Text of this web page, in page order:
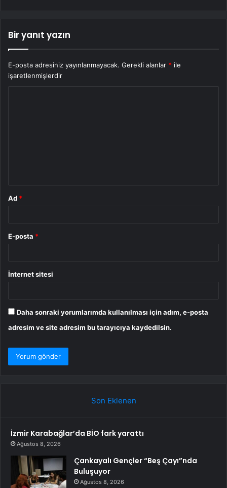
Bir yanıt yazın
E-posta adresiniz yayınlanmayacak. Gerekli alanlar * ile
işaretlenmişlerdir
Ad *
E-posta *
İnternet sitesi
Daha sonraki yorumlarımda kullanılması için adım, e-posta
adresim ve site adresim bu tarayıcıya kaydedilsin.
Son Eklenen
İzmir Karabağlar’da BİO fark yarattı
Ağustos 8, 2026
Çankayalı Gençler “Beş Çayı”nda
Buluşuyor
Ağustos 8, 2026